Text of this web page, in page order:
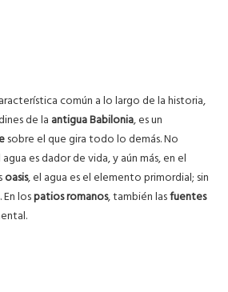
común a lo largo de la historia,
de la antigua Babilonia, es un
sobre el que gira todo lo demás. No
es dador de vida, y aún más, en el
oasis, el agua es el elemento primordial; sin
En lospatios romanos, también lasfuentes